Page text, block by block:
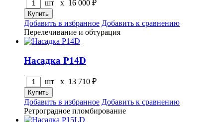
шт x 16 000 ₽
Добавить в избранное Добавить к сравнению
Перелечивание и обтурация
Насадка P14D
шт x 13 710 ₽
Добавить в избранное Добавить к сравнению
Ретроградное пломбирование